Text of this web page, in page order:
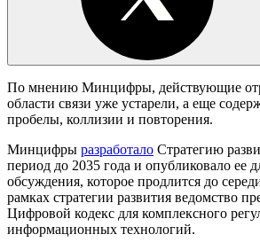
По мнению Минцифры, действующие
области связи уже устарели, а еще
пробелы, коллизии и повторения.
Минцифры разработало Стратегию
период до 2035 года и опубликовало ее
обсуждения, которое продлится до
рамках стратегии развития ведомство
Цифровой кодекс для комплексного
информационных технологий.